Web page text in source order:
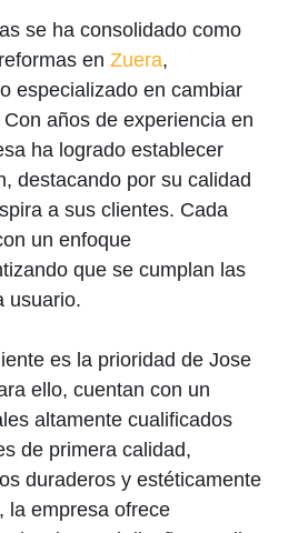
se ha consolidado como
en Zuera,
especializado en cambiar
años de experiencia en
ha logrado establecer
destacando por su calidad
a sus clientes. Cada
un enfoque
que se cumplan las
usuario.
es la prioridad de Jose
ello, cuentan con un
altamente cualificados
de primera calidad,
duraderos y estéticamente
la empresa ofrece